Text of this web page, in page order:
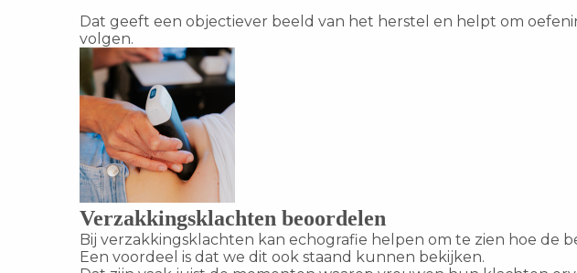
Dat geeft een objectiever beeld van het herstel en helpt om
volgen.
Verzakkingsklachten beoordelen
Bij verzakkingsklachten kan echografie helpen om te zien hoe de
Een voordeel is dat we dit ook staand kunnen bekijken.